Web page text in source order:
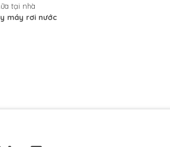
tại nhà
máy rơi nước